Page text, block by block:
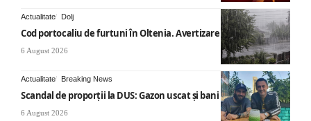
Actualitate Dolj
Cod portocaliu de furtuni în Oltenia. Avertizare ANM
6 August 2026
Actualitate Breaking News
Scandal de proporții la DUS: Gazon uscat și bani publici
6 August 2026